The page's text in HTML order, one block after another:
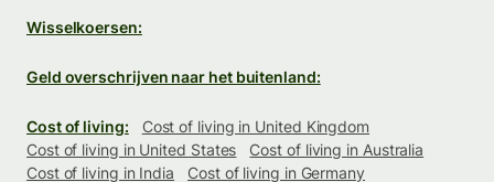
Wisselkoersen:
Geld overschrijven naar het buitenland:
Cost of living:
Cost of living in United Kingdom
Cost of living in United States
Cost of living in Australia
Cost of living in India
Cost of living in Germany